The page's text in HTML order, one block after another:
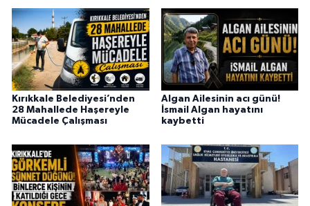
Kırıkkale Belediyesi’nden
28 Mahallede Haşereyle
Mücadele Çalışması
Algan Ailesinin acı günü!
İsmail Algan hayatını
kaybetti